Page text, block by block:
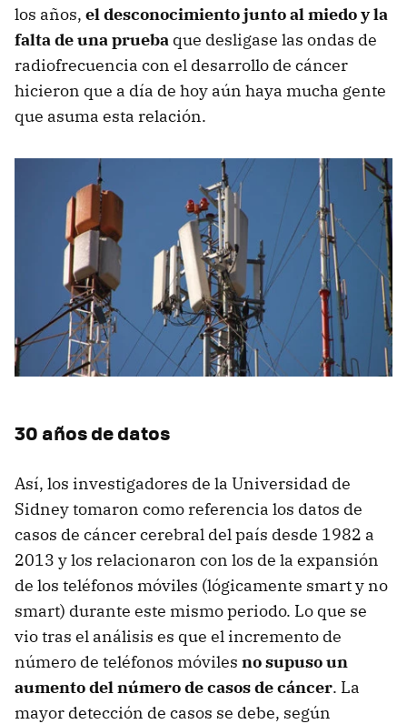
los años, el desconocimiento junto al miedo y la
falta de una prueba que desligase las ondas de
radiofrecuencia con el desarrollo de cáncer
hicieron que a día de hoy aún haya mucha gente
que asuma esta relación.
30 años de datos
Así, los investigadores de la Universidad de
Sidney tomaron como referencia los datos de
casos de cáncer cerebral del país desde 1982 a
2013 y los relacionaron con los de la expansión
de los teléfonos móviles (lógicamente smart y no
smart) durante este mismo periodo. Lo que se
vio tras el análisis es que el incremento de
número de teléfonos móviles no supuso un
aumento del número de casos de cáncer. La
mayor detección de casos se debe, según